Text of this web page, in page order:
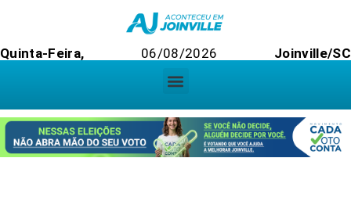
Quinta-Feira, 06/08/2026 Joinville/SC